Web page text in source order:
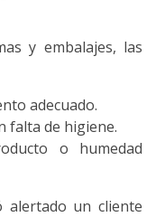
y embalajes, las
adecuado.
falta de higiene.
o humedad
alertado un cliente